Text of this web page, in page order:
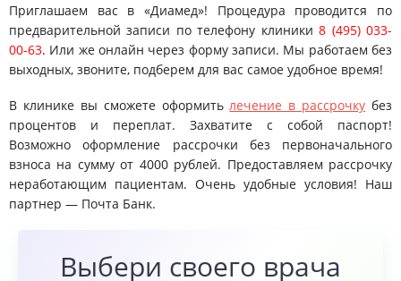
Приглашаем вас в «Диамед»! Процедура проводится по
предварительной записи по телефону клиники8 (495) 033-
00-63. Или же онлайн через форму записи. Мы работаем без
выходных, звоните, подберем для вас самое удобное время!
В клинике вы сможете оформитьлечение в рассрочку без
процентов и переплат. Захватите с собой паспорт!
Возможно оформление рассрочки без первоначального
взноса на сумму от 4000 рублей. Предоставляем рассрочку
неработающим пациентам. Очень удобные условия! Наш
партнер — Почта Банк.
Выбери своего врача